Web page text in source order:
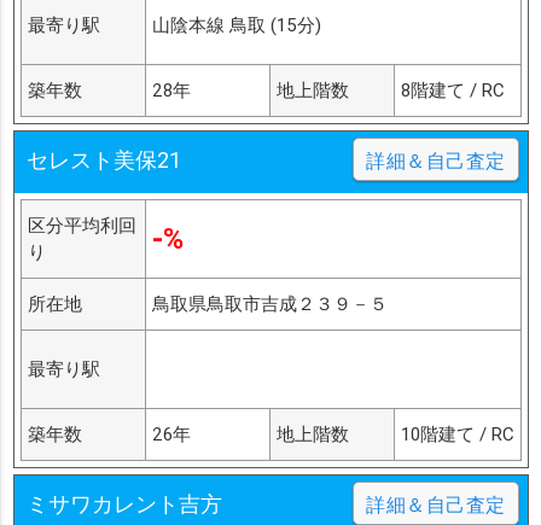
最寄り駅 山陰本線 鳥取 (15分)
築年数 28年 地上階数 8階建て / RC
セレスト美保21 詳細＆自己査定
区分平均利回
り
-%
所在地 鳥取県鳥取市吉成２３９－５
最寄り駅
築年数 26年 地上階数 10階建て / RC
ミサワカレント吉方 詳細＆自己査定